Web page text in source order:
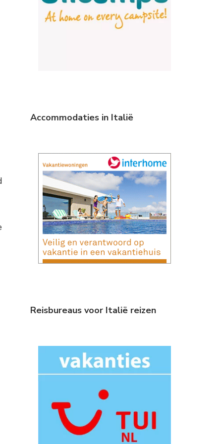
Accommodaties in Italië
Reisbureaus voor Italië reizen